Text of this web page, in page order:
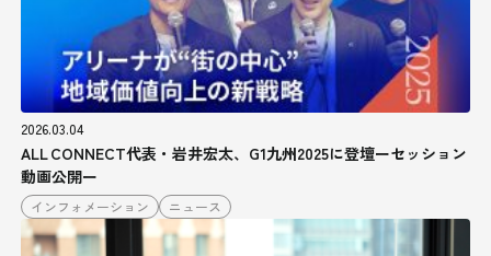
2026.03.04
ALL CONNECT代表・岩井宏太、G1九州2025に登壇ーセッション
動画公開ー
インフォメーション ニュース